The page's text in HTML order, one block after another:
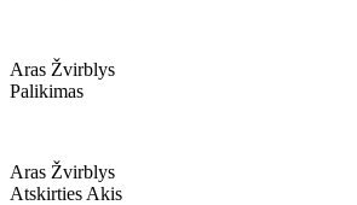
Aras Žvirblys
Palikimas
Aras Žvirblys
Atskirties Akis